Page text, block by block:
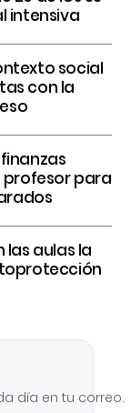
intensiva
social
con la
profesor para
las aulas la
día en tu correo.